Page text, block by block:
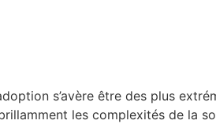
s’avère être des plus
les complexités de la